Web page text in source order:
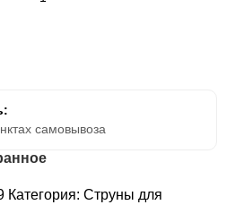
самовывоза
Категория: Струны для